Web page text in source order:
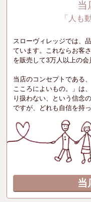
当
「人も
スローヴィレッジでは、
ています。これならお客
を販売して3万人以上の会
当店のコンセプトである
こころによいもの。」は
り扱わない、という信念
ですが、どれも自信を持
当